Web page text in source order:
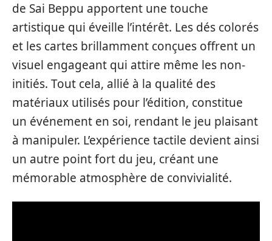
de Sai Beppu apportent une touche
artistique qui éveille l’intérêt. Les dés colorés
et les cartes brillamment conçues offrent un
visuel engageant qui attire même les non-
initiés. Tout cela, allié à la qualité des
matériaux utilisés pour l’édition, constitue
un événement en soi, rendant le jeu plaisant
à manipuler. L’expérience tactile devient ainsi
un autre point fort du jeu, créant une
mémorable atmosphère de convivialité.